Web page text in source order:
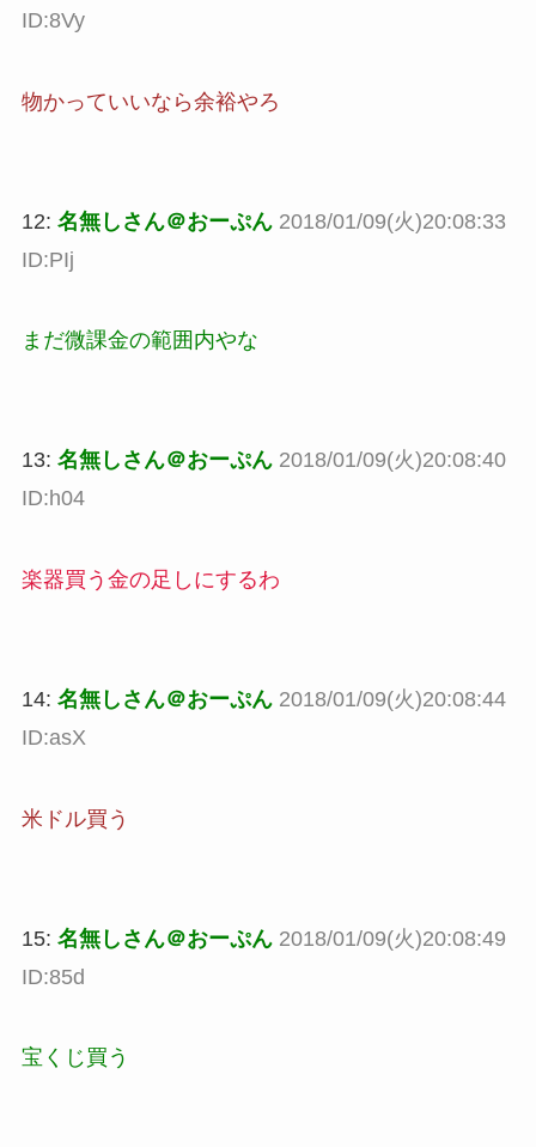
ID:8Vy
物かっていいなら余裕やろ
12: 名無しさん＠おーぷん 2018/01/09(火)20:08:33
ID:PIj
まだ微課金の範囲内やな
13: 名無しさん＠おーぷん 2018/01/09(火)20:08:40
ID:h04
楽器買う金の足しにするわ
14: 名無しさん＠おーぷん 2018/01/09(火)20:08:44
ID:asX
米ドル買う
15: 名無しさん＠おーぷん 2018/01/09(火)20:08:49
ID:85d
宝くじ買う